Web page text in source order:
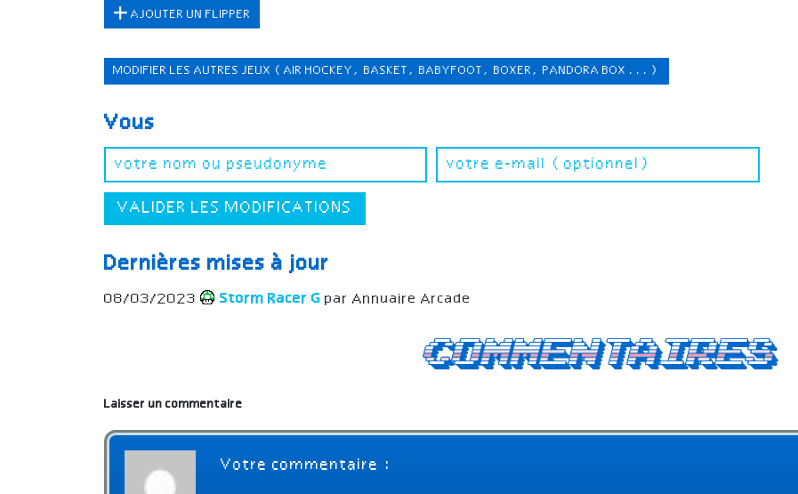
AJOUTER UN FLIPPER
MODIFIER LES AUTRES JEUX (AIR HOCKEY, BASKET, BABYFOOT, BOXER, PANDORA BOX ...)
Vous
VALIDER LES MODIFICATIONS
Dernières mises à jour
08/03/2023 Storm Racer G par Annuaire Arcade
Commentaires
Laisser un commentaire